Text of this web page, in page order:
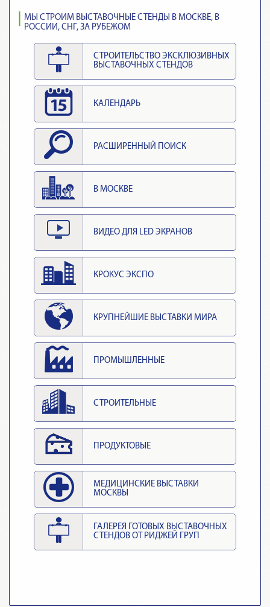
МЫ СТРОИМ ВЫСТАВОЧНЫЕ СТЕНДЫ В МОСКВЕ, В
РОССИИ, СНГ, ЗА РУБЕЖОМ
СТРОИТЕЛЬСТВО ЭКСКЛЮЗИВНЫХ
ВЫСТАВОЧНЫХ СТЕНДОВ
КАЛЕНДАРЬ
РАСШИРЕННЫЙ ПОИСК
В МОСКВЕ
ВИДЕО ДЛЯ LED ЭКРАНОВ
КРОКУС ЭКСПО
КРУПНЕЙШИЕ ВЫСТАВКИ МИРА
ПРОМЫШЛЕННЫЕ
СТРОИТЕЛЬНЫЕ
ПРОДУКТОВЫЕ
МЕДИЦИНСКИЕ ВЫСТАВКИ
МОСКВЫ
ГАЛЕРЕЯ ГОТОВЫХ ВЫСТАВОЧНЫХ
СТЕНДОВ ОТ РИДЖЕЙ ГРУП